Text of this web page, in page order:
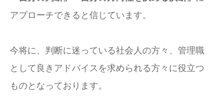
アプローチできると信じています。
今将に、判断に迷っている社会人の方々、管理職
として良きアドバイスを求められる方々に役立つ
ものとなっております。